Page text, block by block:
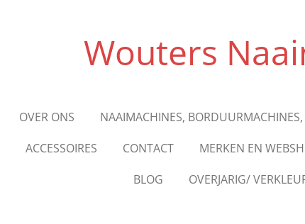
Wouters
OVER ONS
NAAIMACHINES,
ACCESSOIRES CONTACT MERKEN EN
BLOG
OVERJARIG/